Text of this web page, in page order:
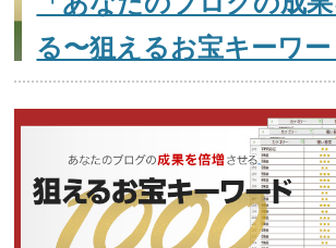
る〜狙えるお宝キーワー